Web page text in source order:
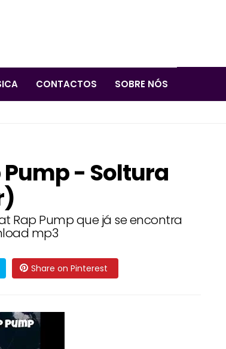
CONTACTOS SOBRE NÓS
Pump - Soltura
Rap Pump que já se encontra
mp3
Share on Pinterest